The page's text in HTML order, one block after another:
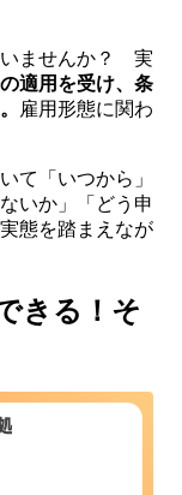
いませんか？ 実
適用を受け、条
雇用形態に関わ
て「いつから」
いか」「どう申
態を踏まえなが
きる！そ